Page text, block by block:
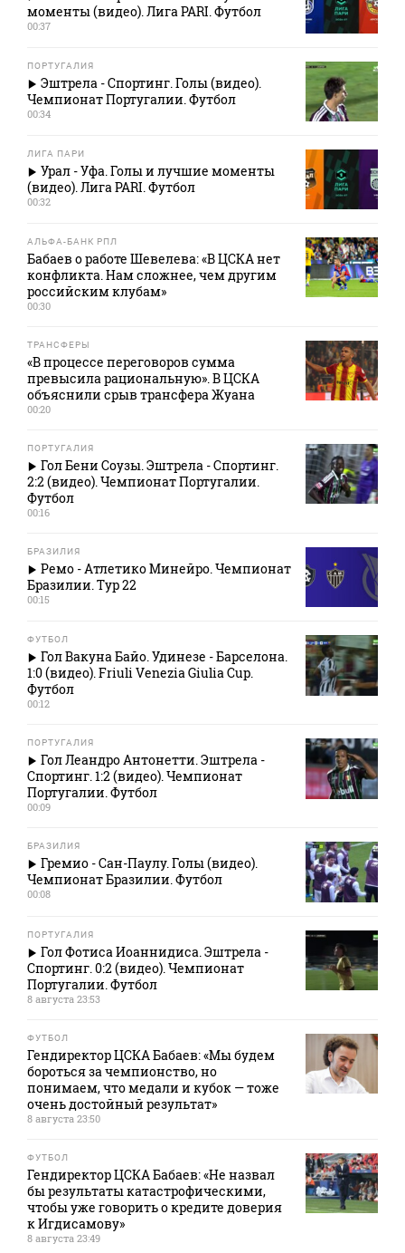
моменты (видео). Лига PARI. Футбол
00:37
ПОРТУГАЛИЯ
Эштрела - Спортинг. Голы (видео).
Чемпионат Португалии. Футбол
00:34
ЛИГА ПАРИ
Урал - Уфа. Голы и лучшие моменты
(видео). Лига PARI. Футбол
00:32
АЛЬФА-БАНК РПЛ
Бабаев о работе Шевелева: «В ЦСКА нет
конфликта. Нам сложнее, чем другим
российским клубам»
00:30
ТРАНСФЕРЫ
«В процессе переговоров сумма
превысила рациональную». В ЦСКА
объяснили срыв трансфера Жуана
00:20
ПОРТУГАЛИЯ
Гол Бени Соузы. Эштрела - Спортинг.
2:2 (видео). Чемпионат Португалии.
Футбол
00:16
БРАЗИЛИЯ
Ремо - Атлетико Минейро. Чемпионат
Бразилии. Тур 22
00:15
ФУТБОЛ
Гол Вакуна Байо. Удинезе - Барселона.
1:0 (видео). Friuli Venezia Giulia Cup.
Футбол
00:12
ПОРТУГАЛИЯ
Гол Леандро Антонетти. Эштрела -
Спортинг. 1:2 (видео). Чемпионат
Португалии. Футбол
00:09
БРАЗИЛИЯ
Гремио - Сан-Паулу. Голы (видео).
Чемпионат Бразилии. Футбол
00:08
ПОРТУГАЛИЯ
Гол Фотиса Иоаннидиса. Эштрела -
Спортинг. 0:2 (видео). Чемпионат
Португалии. Футбол
8 августа 23:53
ФУТБОЛ
Гендиректор ЦСКА Бабаев: «Мы будем
бороться за чемпионство, но
понимаем, что медали и кубок — тоже
очень достойный результат»
8 августа 23:50
ФУТБОЛ
Гендиректор ЦСКА Бабаев: «Не назвал
бы результаты катастрофическими,
чтобы уже говорить о кредите доверия
к Игдисамову»
8 августа 23:49